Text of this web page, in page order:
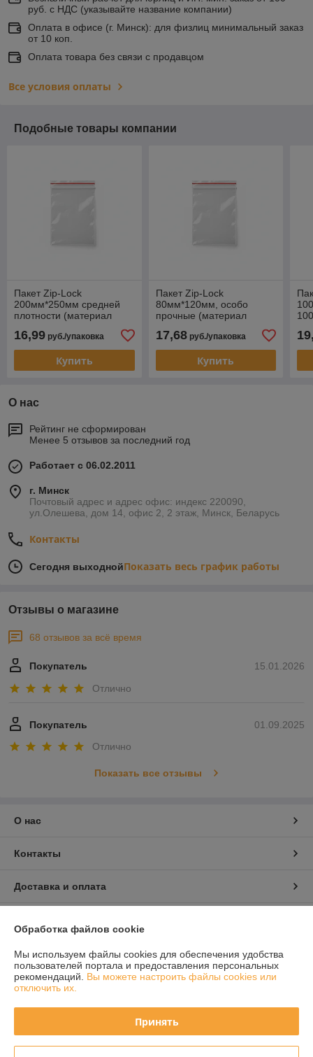
руб. с НДС (указывайте название компании)
Оплата в офисе (г. Минск): для физлиц минимальный заказ
от 10 коп.
Оплата товара без связи с продавцом
Все условия оплаты
Подобные товары компании
Пакет Zip-Lock
200мм*250мм средней
плотности (материал
16,99 руб./упаковка
Купить
Пакет Zip-Lock
80мм*120мм, особо
прочные (материал
17,68руб./упаковка
Купить
О нас
Рейтинг не сформирован
Менее 5 отзывов за последний год
Работает с 06.02.2011
г. Минск
Почтовый адрес и адрес офис: индекс 220090,
ул.Олешева, дом 14, офис 2, 2 этаж, Минск, Беларусь
Контакты
Сегодня выходнойПоказать весь график работы
Отзывы о магазине
68 отзывов за всё время
15.01.2026
Покупатель
Отлично
01.09.2025
Покупатель
Отлично
Показать все отзывы
О нас
Контакты
Доставка и оплата
Полная версия сайта
Политика обработки cookies
Сайт создан на платформе Deal.by
Обработка файлов cookie
Мы используем файлы cookies для обеспечения удобства
пользователей портала и предоставления персональных
рекомендаций. Вы можете настроить файлы cookies или
отключить их.
Принять